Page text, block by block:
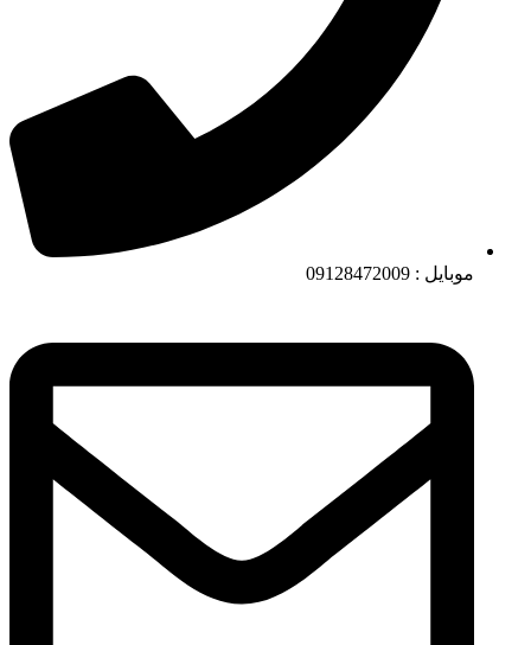
موبایل : 09128472009